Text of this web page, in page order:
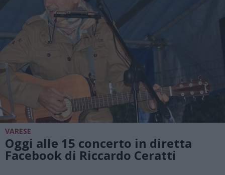
VARESE
Oggi alle 15 concerto in diretta
Facebook di Riccardo Ceratti